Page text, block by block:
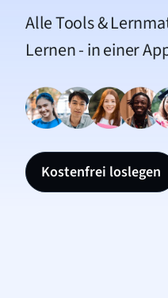
Alle Tools &
Lernen - in einer
Kostenfrei loslegen